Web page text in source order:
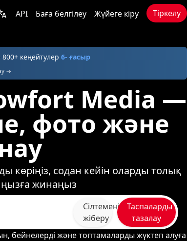
API Баға белгілеу Жүйеге кіру Тіркелу
800+ кеңейтулер 6- ғасыр
→
Media —
фото және
көріңіз, содан кейін оларды толық
жинаңыз
Сілтемені
жіберу
Таспаларды
тазалау
бейнелерді және топтамаларды жүктеп алуға